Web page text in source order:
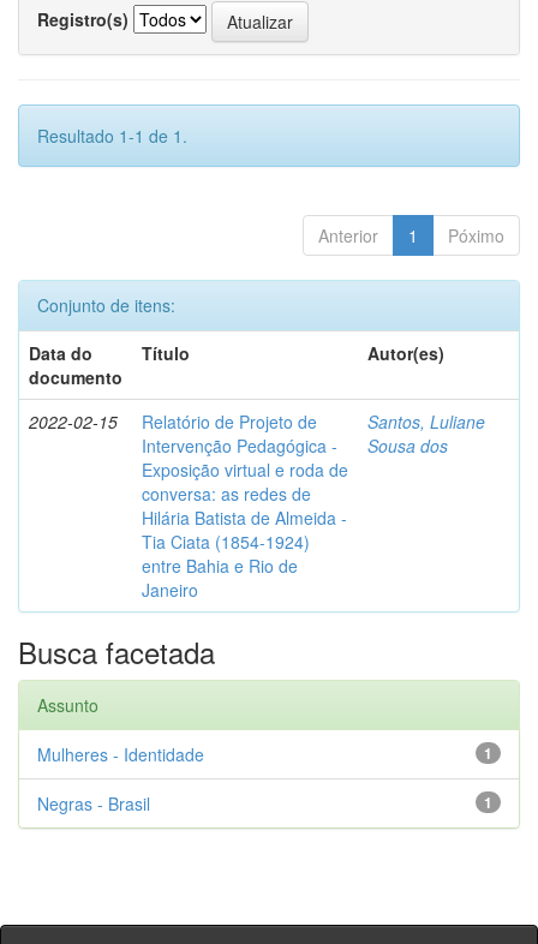
Registro(s)
Resultado 1-1 de 1.
Anterior 1 Póximo
Conjunto de itens:
Data do
documento
Título Autor(es)
2022-02-15
Relatório de Projeto de
Intervenção Pedagógica -
Exposição virtual e roda de
conversa: as redes de
Hilária Batista de Almeida -
Tia Ciata (1854-1924)
entre Bahia e Rio de
Janeiro
Santos, Luliane
Sousa dos
Busca facetada
Assunto
1
Mulheres - Identidade
1
Negras - Brasil